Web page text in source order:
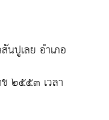
นปูเลย อำเภอ
๒๕๕๓ เวลา